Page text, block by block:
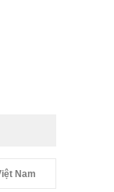
Nam